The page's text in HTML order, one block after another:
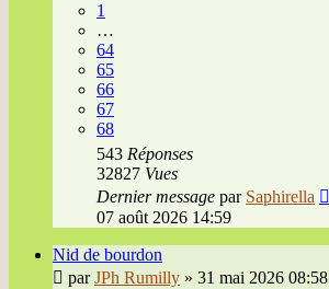
1
…
64
65
66
67
68
543 Réponses
32827 Vues
Dernier message par Saphirella
07 août 2026 14:59
Nid de bourdon
parJPh Rumilly » 31 mai 2026 08:58